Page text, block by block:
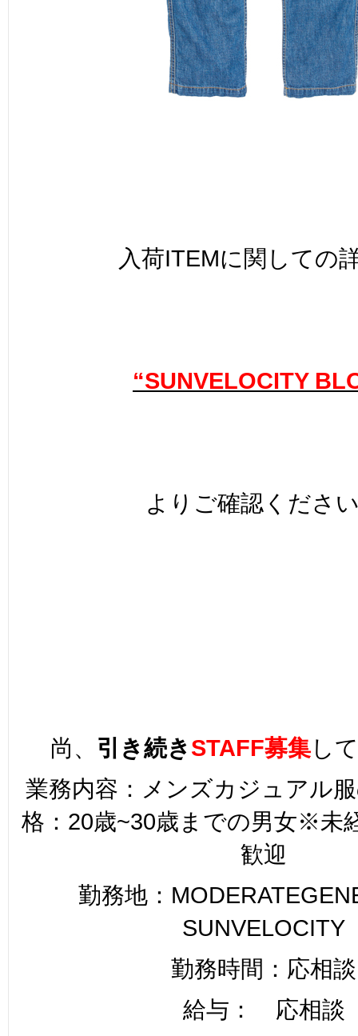
入荷ITEMに関しての
“SUNVELOCITY
よりご確認くださ
尚、 引き続きSTAFF募集し
業務内容：メンズカジュアル
格：20歳~30歳までの男女※未
歓迎
勤務地：
SUNVELOCITY
勤務時間：応相談
給与： 応相談